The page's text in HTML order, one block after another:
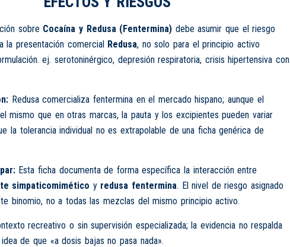
sobre Cocaína y Redusa (Fentermina) debe asumir que el riesgo
la presentación comercial Redusa, no solo para el principio activo
ej. serotoninérgico, depresión respiratoria, crisis hipertensiva con
Redusa comercializa fentermina en el mercado hispano; aunque el
mismo que en otras marcas, la pauta y los excipientes pueden variar
la tolerancia individual no es extrapolable de una ficha genérica de
Esta ficha documenta de forma específica la interacción entre
simpaticomimético y redusa fentermina. El nivel de riesgo asignado
binomio, no a todas las mezclas del mismo principio activo.
recreativo o sin supervisión especializada; la evidencia no respalda
de que «a dosis bajas no pasa nada».